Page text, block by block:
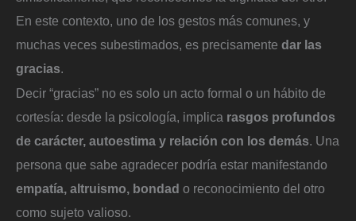
En este contexto, uno de los gestos más comunes, y
muchas veces subestimados, es precisamente dar las
gracias.
Decir “gracias” no es solo un acto formal o un hábito de
cortesía: desde la psicología, implica rasgos profundos
de carácter, autoestima y relación con los demás. Una
persona que sabe agradecer podría estar manifestando
empatía, altruismo, bondad o reconocimiento del otro
como sujeto valioso.